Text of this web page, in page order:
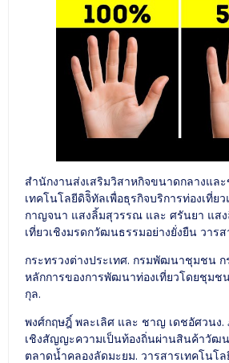
สำนักงานส่งเสริมวิสาหกิจขนาดกลางแล
เทคโนโลยีดิจิิทัลเพื่อธุรกิจบริการท่องเที่ยว
กาญจนา แสงลิ้มสุวรรณ และ ศรันยา แส
เที่ยวเชิงมรดกวัฒนธรรมอย่างยั่งยืน วาร
กระทรวงต่างประเทศ. กรมพัฒนาชุมชน ก
หลักการของการพัฒนาท่องเที่ยวโดยชุมช
กุล.
พงศ์กฤษฎิ์ พละเลิศ และ ชาญ เดชอัศวนง
เชิงสัญญะความเป็นท้องถิ่นผ่านสินค้าวัฒ
ตลาดน้ำคลองลัดมะยม. วารสารเทคโนโ